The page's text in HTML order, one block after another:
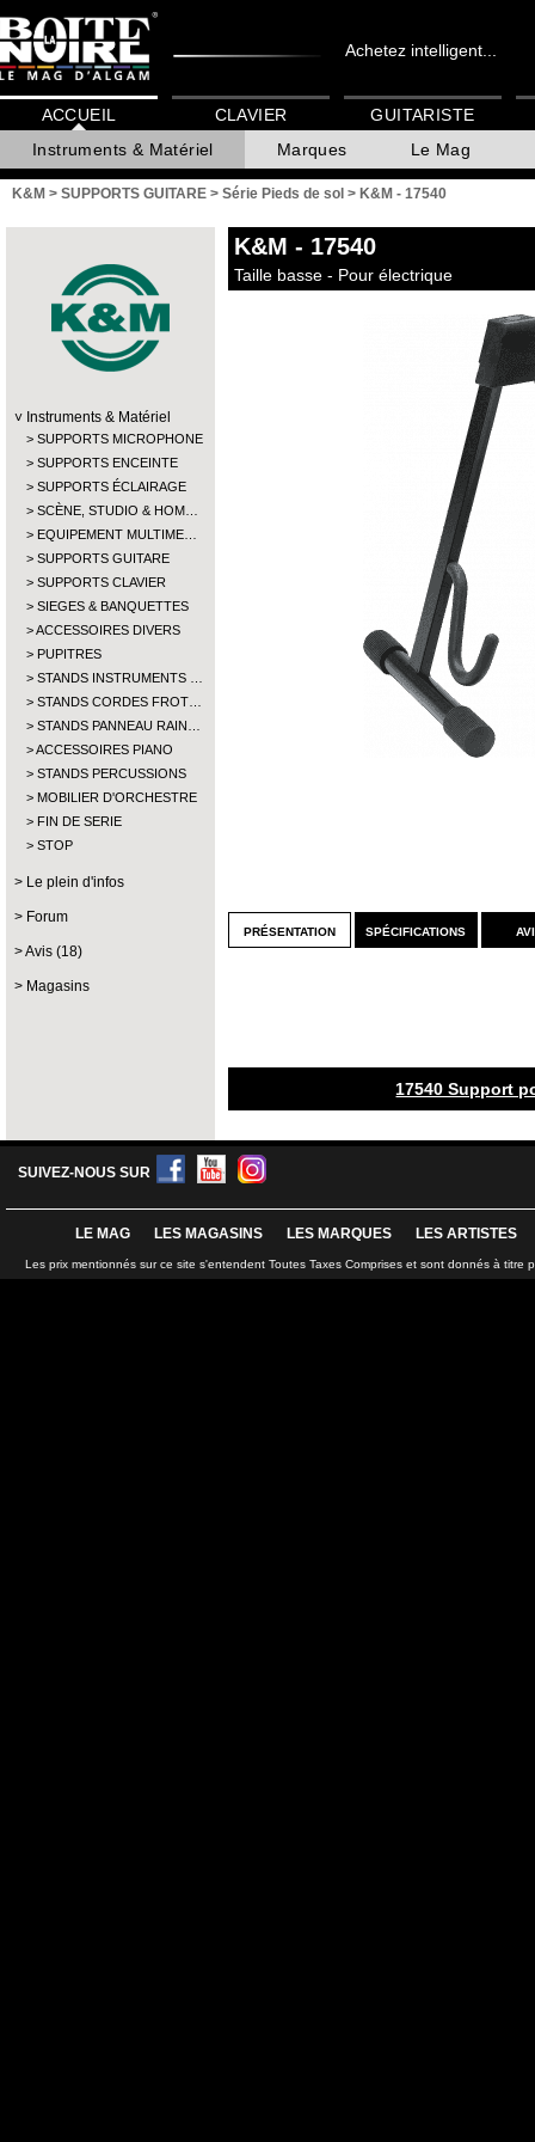
Achetez intelligent...
ACCUEIL
Instruments & Matériel
Marques Le Mag
CLAVIER GUITARISTE
K&M > SUPPORTS GUITARE > Série Pieds de sol > K&M - 17540
Instruments & Matériel
SUPPORTS MICROPHONE
SUPPORTS ENCEINTE
SUPPORTS ÉCLAIRAGE
SCÈNE, STUDIO & HOM…
EQUIPEMENT MULTIME…
SUPPORTS GUITARE
SUPPORTS CLAVIER
SIEGES & BANQUETTES
ACCESSOIRES DIVERS
PUPITRES
STANDS INSTRUMENTS …
STANDS CORDES FROT…
STANDS PANNEAU RAIN…
ACCESSOIRES PIANO
STANDS PERCUSSIONS
MOBILIER D'ORCHESTRE
FIN DE SERIE
STOP
Le plein d'infos
Forum
Avis (18)
Magasins
K&M - 17540
Taille basse - Pour électrique
présentation spécifications
17540 Support
SUIVEZ-NOUS SUR
LE MAG LES MAGASINS LES MARQUES LES ARTISTES
Les prix mentionnés sur ce site s'entendent Toutes Taxes Comprises et sont donnés à